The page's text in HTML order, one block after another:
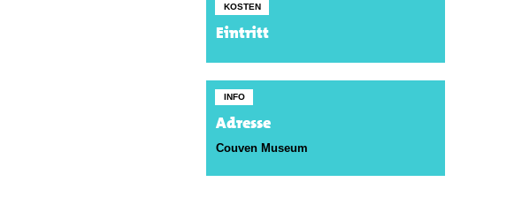
KOSTEN
Eintritt
INFO
Adresse
Couven Museum